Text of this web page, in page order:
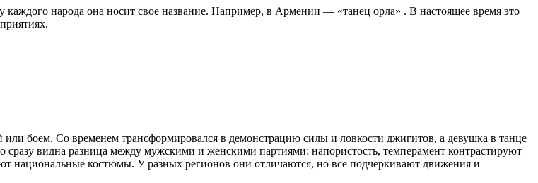
народа она носит свое название. Например, в Армении — «танец орла» . В настоящее время это
боем. Со временем трансформировался в демонстрацию силы и ловкости джигитов, а девушка в танце
видна разница между мужскими и женскими партиями: напористость, темперамент контрастируют
национальные костюмы. У разных регионов они отличаются, но все подчеркивают движения и